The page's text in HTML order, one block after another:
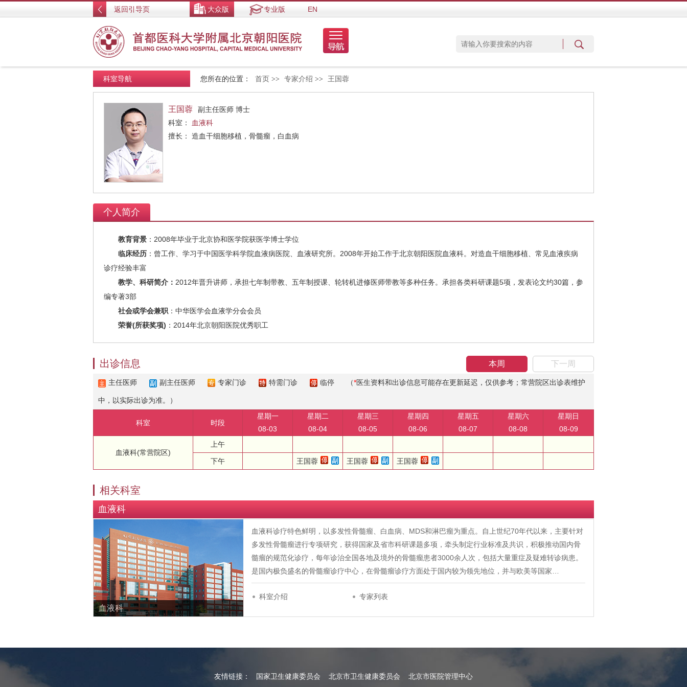
返回引导页 大众版 专业版 EN
您所在的位置： 首页 >> 专家介绍 >> 王国蓉
科室导航
王国蓉
副主任医师 博士
科室：
血液科
擅长： 造血干细胞移植，骨髓瘤，白血病
个人简介
教育背景 ：2008年毕业于北京协和医学院获医学博士学位
临床经历 ：曾工作、学习于中国医学科学院血液病医院、血液研究所。2008年开始工作于北京朝阳医院血液科。对造血干细胞移植、常见血液疾病
诊疗经验丰富
教学、科研简介： 2012年晋升讲师，承担七年制带教、五年制授课、轮转机进修医师带教等多种任务。承担各类科研课题5项，发表论文约30篇，参
编专著3部
社会或学会兼职 ：中华医学会血液学分会会员
荣誉(所获奖项) ：2014年北京朝阳医院优秀职工
本周 下一周
出诊信息
主任医师 副主任医师 专家门诊 特需门诊 临停 （*医生资料和出诊信息可能存在更新延迟，仅供参考；常营院区出诊表维护
中，以实际出诊为准。）
科室 时段
星期一
08-03
星期二
08-04
星期三
08-05
星期四
08-06
星期五
08-07
星期六
08-08
星期日
08-09
血液科(常营院区)
上午
下午 王国蓉 王国蓉 王国蓉
相关科室
血液科
血液科
血液科诊疗特色鲜明，以多发性骨髓瘤、白血病、MDS和淋巴瘤为重点。自上世纪70年代以来，主要针对
多发性骨髓瘤进行专项研究，获得国家及省市科研课题多项，牵头制定行业标准及共识，积极推动国内骨
髓瘤的规范化诊疗，每年诊治全国各地及境外的骨髓瘤患者3000余人次，包括大量重症及疑难转诊病患。
是国内极负盛名的骨髓瘤诊疗中心，在骨髓瘤诊疗方面处于国内较为领先地位，并与欧美等国家…
科室介绍 专家列表
友情链接： 国家卫生健康委员会 北京市卫生健康委员会 北京市医院管理中心